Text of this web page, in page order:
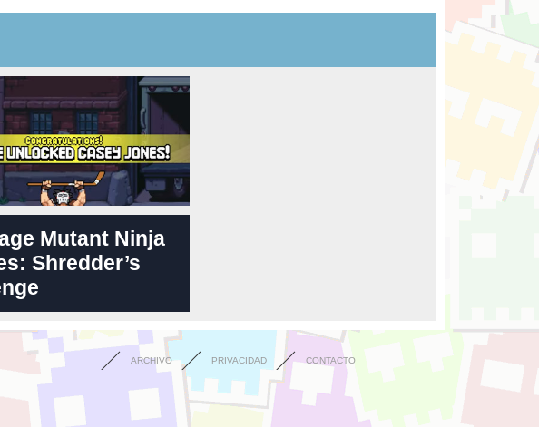
Mutant Ninja
Shredder’s
ARCHIVO PRIVACIDAD CONTACTO